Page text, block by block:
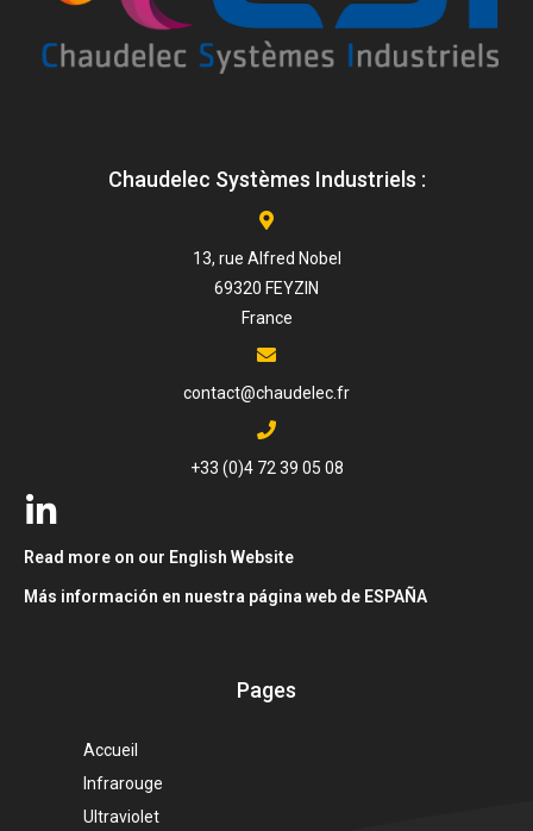
Chaudelec Systèmes Industriels :
13, rue Alfred Nobel
69320 FEYZIN
France
contact@chaudelec.fr
+33 (0)4 72 39 05 08
Read more on our English Website
Más información en nuestra página web de ESPAÑA
Pages
Accueil
Infrarouge
Ultraviolet